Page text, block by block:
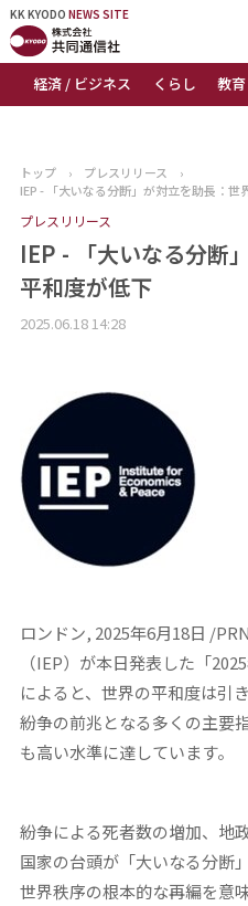
KK KYODO NEWS SITE
経済 / ビジネス くらし 教
KK KYODONEWS SITE
トップページ
ニュース
おすすめコンテンツ
出版物
トップ › プレスリリース
›
IEP - 「大いなる分断」が対立を助長：世
プレスリリース
IEP - 「大いなる分断
平和度が低下
2025.06.18 14:28
ロンドン, 2025年6月18日 /
（IEP）が本日発表した「
によると、世界の平和度は引
紛争の前兆となる多くの主要
も高い水準に達しています。
紛争による死者数の増加、地
国家の台頭が「大いなる分断
世界秩序の根本的な再編を意